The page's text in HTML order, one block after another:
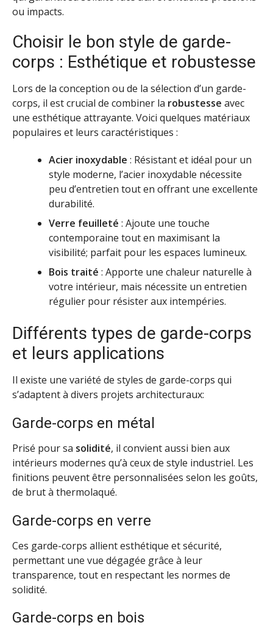
ou impacts.
Choisir le bon style de garde-
corps : Esthétique et robustesse
Lors de la conception ou de la sélection d’un garde-
corps, il est crucial de combiner la robustesse avec
une esthétique attrayante. Voici quelques matériaux
populaires et leurs caractéristiques :
Acier inoxydable : Résistant et idéal pour un
style moderne, l’acier inoxydable nécessite
peu d’entretien tout en offrant une excellente
durabilité.
Verre feuilleté : Ajoute une touche
contemporaine tout en maximisant la
visibilité; parfait pour les espaces lumineux.
Bois traité : Apporte une chaleur naturelle à
votre intérieur, mais nécessite un entretien
régulier pour résister aux intempéries.
Différents types de garde-corps
et leurs applications
Il existe une variété de styles de garde-corps qui
s’adaptent à divers projets architecturaux:
Garde-corps en métal
Prisé pour sa solidité, il convient aussi bien aux
intérieurs modernes qu’à ceux de style industriel. Les
finitions peuvent être personnalisées selon les goûts,
de brut à thermolaqué.
Garde-corps en verre
Ces garde-corps allient esthétique et sécurité,
permettant une vue dégagée grâce à leur
transparence, tout en respectant les normes de
solidité.
Garde-corps en bois